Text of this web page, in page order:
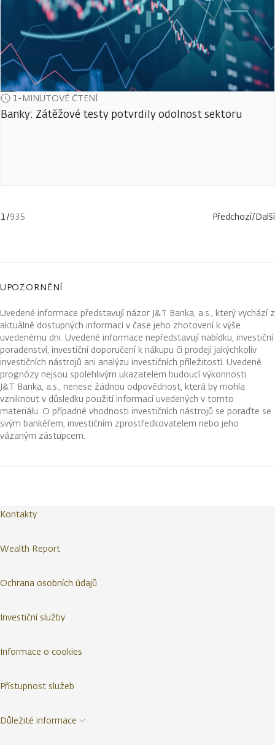
1-MINUTOVÉ ČTENÍ
Banky: Zátěžové testy potvrdily odolnost sektoru
1/935 Předchozí/Další
UPOZORNĚNÍ
Uvedené informace představují názor J&T Banka, a.s., který vychází z
aktuálně dostupných informací v čase jeho zhotovení k výše
uvedenému dni. Uvedené informace nepředstavují nabídku, investiční
poradenství, investiční doporučení k nákupu či prodeji jakýchkoliv
investičních nástrojů ani analýzu investičních příležitostí. Uvedené
prognózy nejsou spolehlivým ukazatelem budoucí výkonnosti.
J&T Banka, a.s., nenese žádnou odpovědnost, která by mohla
vzniknout v důsledku použití informací uvedených v tomto
materiálu. O případné vhodnosti investičních nástrojů se poraďte se
svým bankéřem, investičním zprostředkovatelem nebo jeho
vázaným zástupcem.
Kontakty
Wealth Report
Ochrana osobních údajů
Investiční služby
Informace o cookies
Přístupnost služeb
Důležité informace